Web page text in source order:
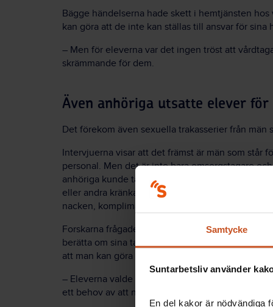
Samtycke
Suntarbetsliv använder
En del kakor är nödvändiga
Bägge händelserna hade skett i hemtjänsten
kan göra att de inte kan ställas till ansvar för
– Men för eleverna var det ingen tröst att
skrämmande för dem.
Även anhöriga utsatte elever
Det förekom även sexuella trakasserier från män
Intervjuerna visar att det främst är män som står
personal. Men det är inte bara omsorgstagare
anhöriga kunde tafsa, göra verbala eller
eller andra kränkande handlingar. Exempel som
nacken, komplimanger och lägger en hand på
Forskarna frågade inte efter elevernas
berätta om sina tankar om det mer allmänt, om
att man kan göra åt det.
– Eleverna valde vad de ville berätta för oss.
ett behov av att någon lyssnade på vad de hade